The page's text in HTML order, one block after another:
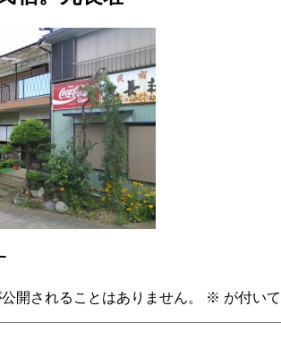
開されることはありません。 ※ が付い